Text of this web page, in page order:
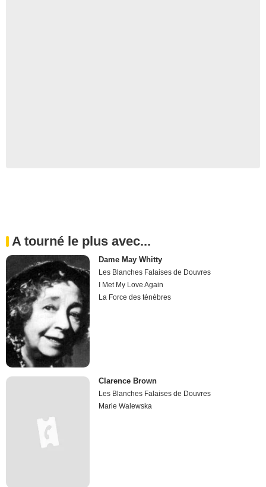
A tourné le plus avec...
Dame May Whitty
Les Blanches Falaises de Douvres
I Met My Love Again
La Force des ténèbres
Clarence Brown
Les Blanches Falaises de Douvres
Marie Walewska